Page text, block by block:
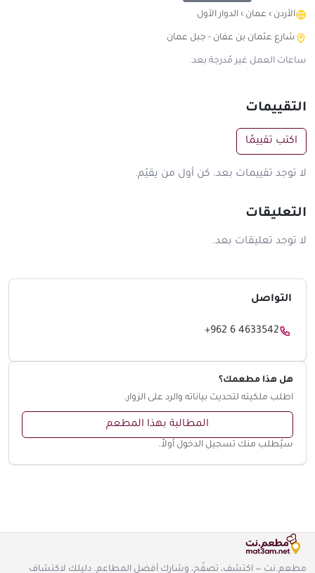
الأردن › عمان › الدوار الأول
شارع عثمان بن عفان - جبل عمان
ساعات العمل غير مُدرجة بعد.
التقييمات
اكتب تقييمًا
لا توجد تقييمات بعد. كن أول من يقيّم.
التعليقات
لا توجد تعليقات بعد.
التواصل
+962 6 4633542
هل هذا مطعمك؟
اطلب ملكيته لتحديث بياناته والرد على الزوار.
المطالبة بهذا المطعم
سيُطلب منك تسجيل الدخول أولاً.
مطعم.نت — اكتشف، تصفّح، وشارك أفضل المطاعم. دليلك لاكتشاف